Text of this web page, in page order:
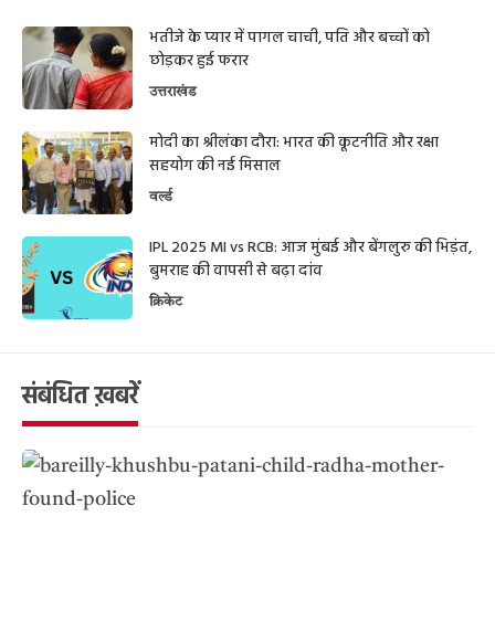
भतीजे के प्यार में पागल चाची, पति और बच्चों को
छोड़कर हुई फरार
उत्तराखंड
मोदी का श्रीलंका दौरा: भारत की कूटनीति और रक्षा
सहयोग की नई मिसाल
वर्ल्ड
IPL 2025 MI vs RCB: आज मुंबई और बेंगलुरु की भिड़ंत,
बुमराह की वापसी से बढ़ा दांव
क्रिकेट
संबंधित ख़बरें